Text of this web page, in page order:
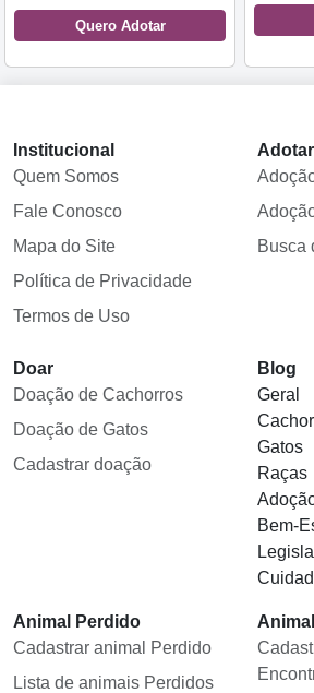
Quero Adotar
Institucional
Quem Somos
Fale Conosco
Mapa do Site
Política de Privacidade
Termos de Uso
Adotar
Busca
Doar
Doação de Cachorros
Doação de Gatos
Cadastrar doação
Blog
Geral
Gatos
Raças
Bem-
Animal Perdido
Cadastrar animal Perdido
Lista de animais Perdidos